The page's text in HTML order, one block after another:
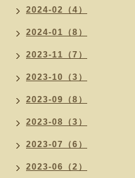
2024-02（4）
2024-01（8）
2023-11（7）
2023-10（3）
2023-09（8）
2023-08（3）
2023-07（6）
2023-06（2）